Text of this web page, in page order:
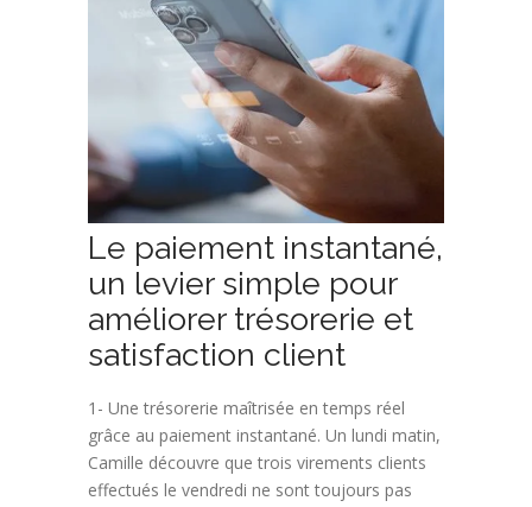
Le paiement instantané,
un levier simple pour
améliorer trésorerie et
satisfaction client
1- Une trésorerie maîtrisée en temps réel
grâce au paiement instantané. Un lundi matin,
Camille découvre que trois virements clients
effectués le vendredi ne sont toujours pas